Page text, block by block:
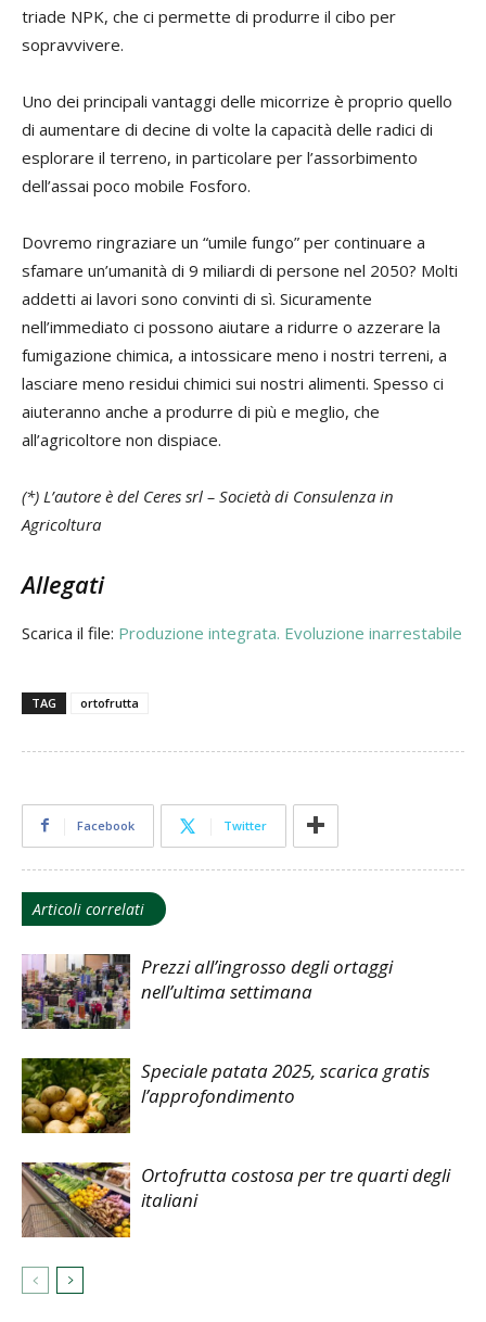
triade NPK, che ci permette di produrre il cibo per
sopravvivere.
Uno dei principali vantaggi delle micorrize è proprio quello
di aumentare di decine di volte la capacità delle radici di
esplorare il terreno, in particolare per l’assorbimento
dell’assai poco mobile Fosforo.
Dovremo ringraziare un “umile fungo” per continuare a
sfamare un’umanità di 9 miliardi di persone nel 2050? Molti
addetti ai lavori sono convinti di sì. Sicuramente
nell’immediato ci possono aiutare a ridurre o azzerare la
fumigazione chimica, a intossicare meno i nostri terreni, a
lasciare meno residui chimici sui nostri alimenti. Spesso ci
aiuteranno anche a produrre di più e meglio, che
all’agricoltore non dispiace.
(*) L’autore è del Ceres srl – Società di Consulenza in
Agricoltura
Allegati
Scarica il file: Produzione integrata. Evoluzione inarrestabile
TAG ortofrutta
Facebook Twitter
Articoli correlati
Prezzi all’ingrosso degli ortaggi
nell’ultima settimana
Speciale patata 2025, scarica gratis
l’approfondimento
Ortofrutta costosa per tre quarti degli
italiani